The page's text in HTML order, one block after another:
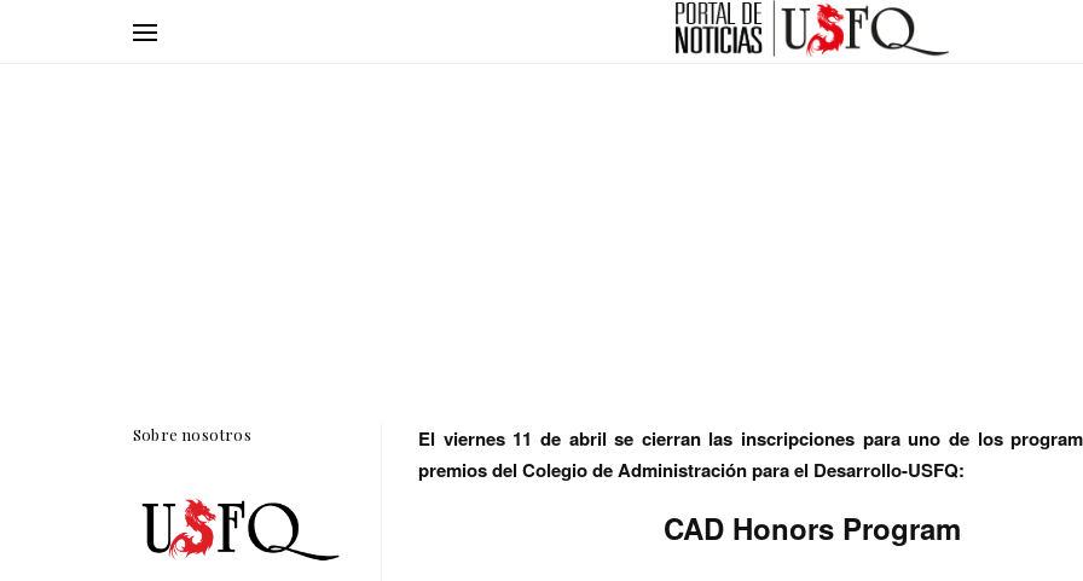
El viernes 11 de abril se cierran las inscripciones para uno de los
premios del Colegio de Administración para el Desarrollo-USFQ:
CAD Honors Program
Sobre nosotros